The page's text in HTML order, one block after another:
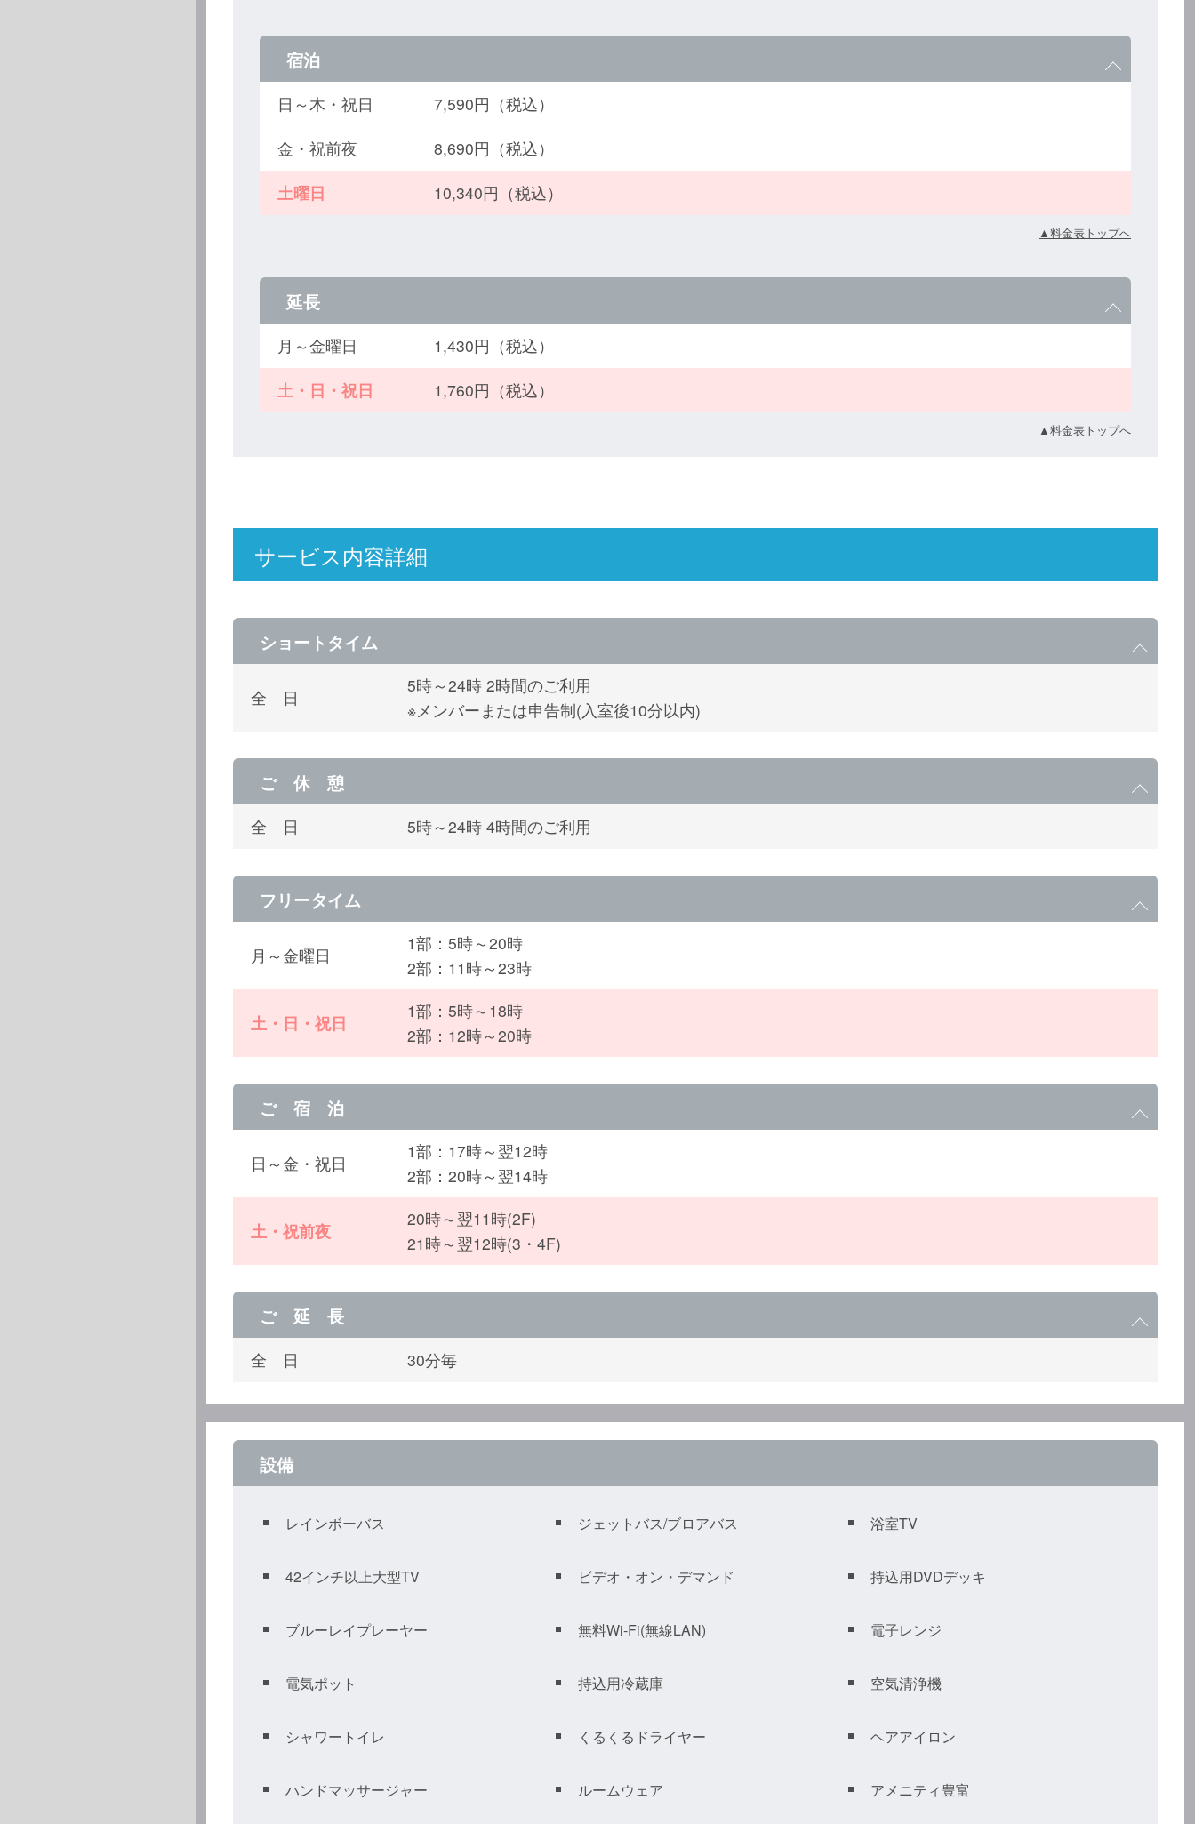
宿泊
日～木・祝日
7,590円（税込）
金・祝前夜
8,690円（税込）
土曜日
10,340円（税込）
▲料金表トップへ
延長
月～金曜日
1,430円（税込）
土・日・祝日
1,760円（税込）
▲料金表トップへ
サービス内容詳細
ショートタイム
全 日
5時～24時 2時間のご利用
※メンバーまたは申告制(入室後10分以内)
ご 休 憩
全 日 5時～24時 4時間のご利用
フリータイム
月～金曜日
1部：5時～20時
2部：11時～23時
土・日・祝日
1部：5時～18時
2部：12時～20時
ご 宿 泊
日～金・祝日
1部：17時～翌12時
2部：20時～翌14時
土・祝前夜
20時～翌11時(2F)
21時～翌12時(3・4F)
ご 延 長
全 日 30分毎
設備
レインボーバス ジェットバス/ブロアバス 浴室TV
42インチ以上大型TV ビデオ・オン・デマンド 持込用DVDデッキ
ブルーレイプレーヤー 無料Wi-Fi(無線LAN) 電子レンジ
電気ポット 持込用冷蔵庫 空気清浄機
シャワートイレ くるくるドライヤー ヘアアイロン
ハンドマッサージャー ルームウェア アメニティ豊富